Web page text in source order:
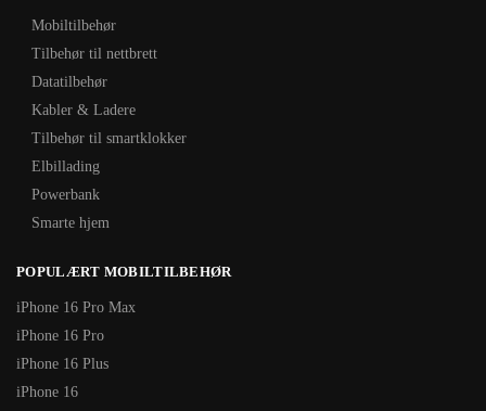
Mobiltilbehør
Tilbehør til nettbrett
Datatilbehør
Kabler & Ladere
Tilbehør til smartklokker
Elbillading
Powerbank
Smarte hjem
POPULÆRT MOBILTILBEHØR
iPhone 16 Pro Max
iPhone 16 Pro
iPhone 16 Plus
iPhone 16